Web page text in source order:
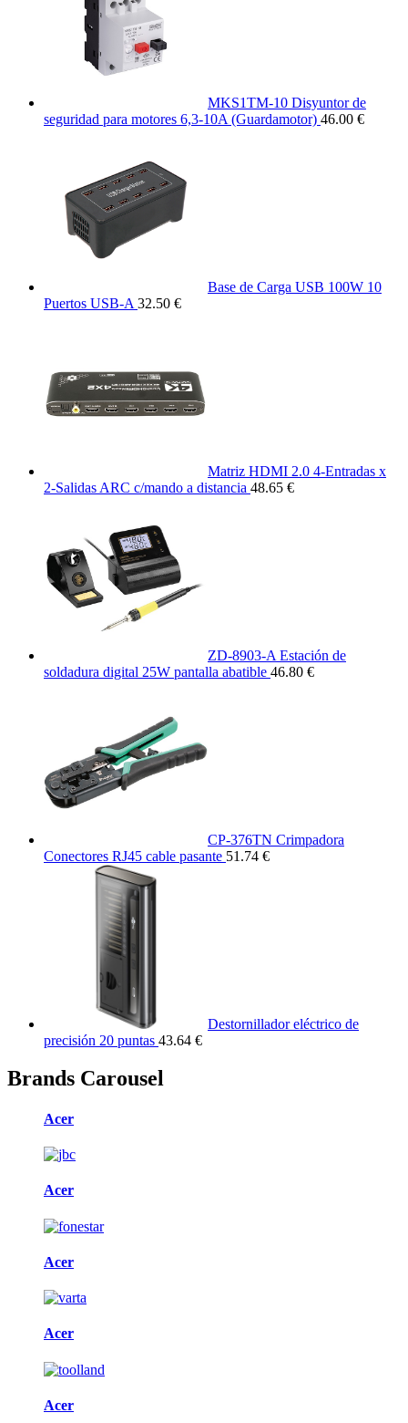
MKS1TM-10 Disyuntor de
seguridad para motores 6,3-10A (Guardamotor) 46.00 €
Base de Carga USB 100W 10
Puertos USB-A 32.50 €
Matriz HDMI 2.0 4-Entradas x
2-Salidas ARC c/mando a distancia 48.65 €
ZD-8903-A Estación de
soldadura digital 25W pantalla abatible 46.80 €
CP-376TN Crimpadora
Conectores RJ45 cable pasante 51.74 €
Destornillador eléctrico de
precisión 20 puntas 43.64 €
Brands Carousel
Acer
Acer
Acer
Acer
Acer